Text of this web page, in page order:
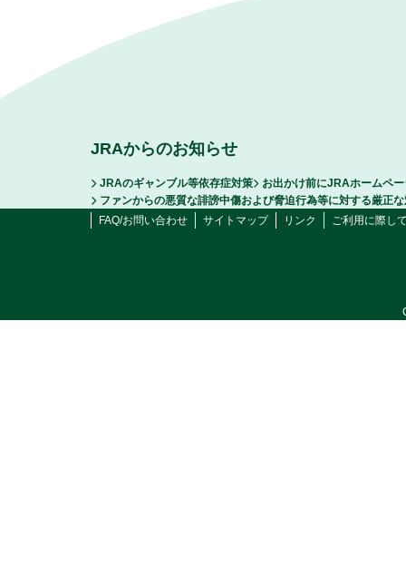
JRAからのお知らせ
JRAのギャンブル等依存症対策
お出かけ前にJRAホームペ
ファンからの悪質な誹謗中傷および脅迫行為等に対する厳正
FAQ/お問い合わせ
サイトマップ リンク ご利用に際し